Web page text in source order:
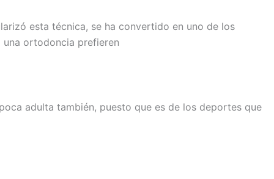
esta técnica, se ha convertido en uno de los
una ortodoncia prefieren
adulta también, puesto que es de los deportes que